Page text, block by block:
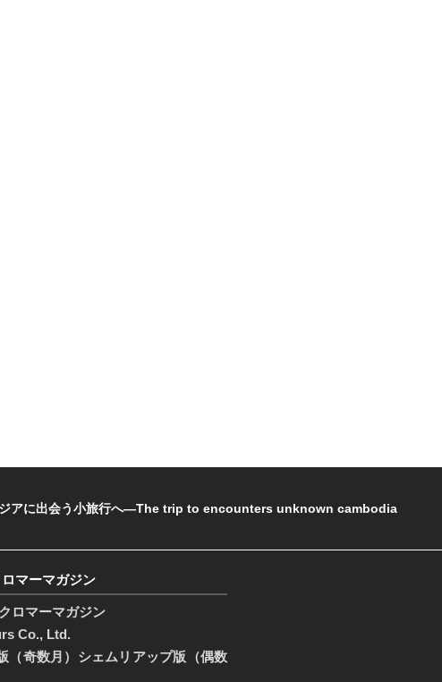
アに出会う小旅行へ―The trip to encounters unknown cambodia
マーマガジン
ロマーマガジン
Co., Ltd.
（奇数月）シェムリアップ版（偶数